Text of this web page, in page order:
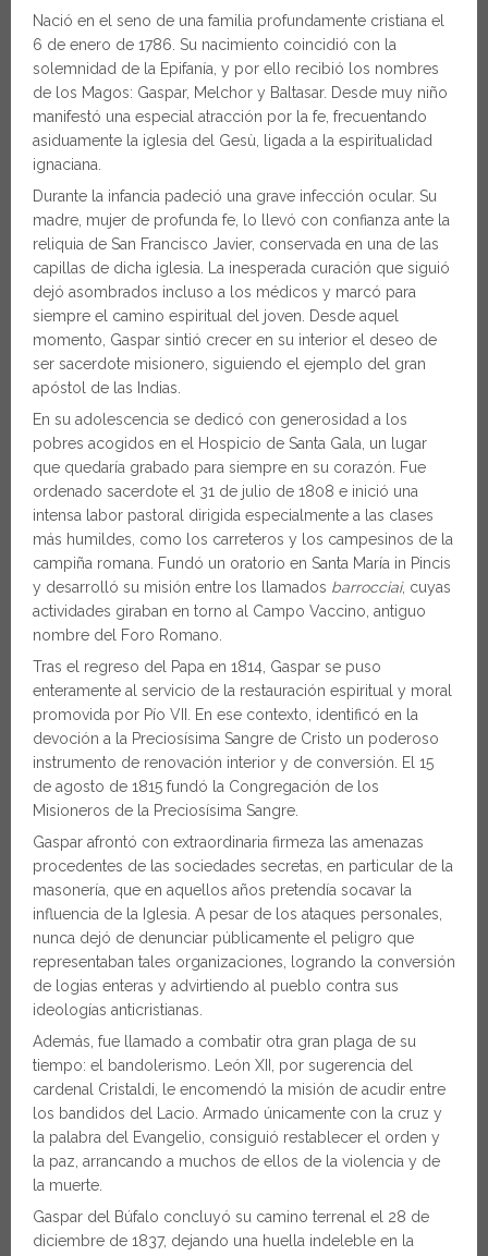
Nació en el seno de una familia profundamente cristiana el
6 de enero de 1786. Su nacimiento coincidió con la
solemnidad de la Epifanía, y por ello recibió los nombres
de los Magos: Gaspar, Melchor y Baltasar. Desde muy niño
manifestó una especial atracción por la fe, frecuentando
asiduamente la iglesia del Gesù, ligada a la espiritualidad
ignaciana.
Durante la infancia padeció una grave infección ocular. Su
madre, mujer de profunda fe, lo llevó con confianza ante la
reliquia de San Francisco Javier, conservada en una de las
capillas de dicha iglesia. La inesperada curación que siguió
dejó asombrados incluso a los médicos y marcó para
siempre el camino espiritual del joven. Desde aquel
momento, Gaspar sintió crecer en su interior el deseo de
ser sacerdote misionero, siguiendo el ejemplo del gran
apóstol de las Indias.
En su adolescencia se dedicó con generosidad a los
pobres acogidos en el Hospicio de Santa Gala, un lugar
que quedaría grabado para siempre en su corazón. Fue
ordenado sacerdote el 31 de julio de 1808 e inició una
intensa labor pastoral dirigida especialmente a las clases
más humildes, como los carreteros y los campesinos de la
campiña romana. Fundó un oratorio en Santa María in Pincis
y desarrolló su misión entre los llamados barrocciai, cuyas
actividades giraban en torno al Campo Vaccino, antiguo
nombre del Foro Romano.
Tras el regreso del Papa en 1814, Gaspar se puso
enteramente al servicio de la restauración espiritual y moral
promovida por Pío VII. En ese contexto, identificó en la
devoción a la Preciosísima Sangre de Cristo un poderoso
instrumento de renovación interior y de conversión. El 15
de agosto de 1815 fundó la Congregación de los
Misioneros de la Preciosísima Sangre.
Gaspar afrontó con extraordinaria firmeza las amenazas
procedentes de las sociedades secretas, en particular de la
masonería, que en aquellos años pretendía socavar la
influencia de la Iglesia. A pesar de los ataques personales,
nunca dejó de denunciar públicamente el peligro que
representaban tales organizaciones, logrando la conversión
de logias enteras y advirtiendo al pueblo contra sus
ideologías anticristianas.
Además, fue llamado a combatir otra gran plaga de su
tiempo: el bandolerismo. León XII, por sugerencia del
cardenal Cristaldi, le encomendó la misión de acudir entre
los bandidos del Lacio. Armado únicamente con la cruz y
la palabra del Evangelio, consiguió restablecer el orden y
la paz, arrancando a muchos de ellos de la violencia y de
la muerte.
Gaspar del Búfalo concluyó su camino terrenal el 28 de
diciembre de 1837, dejando una huella indeleble en la